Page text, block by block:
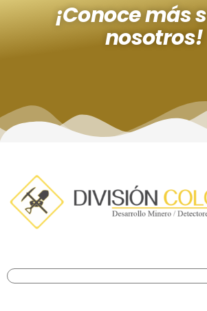
¡Conoce más
nosotros!